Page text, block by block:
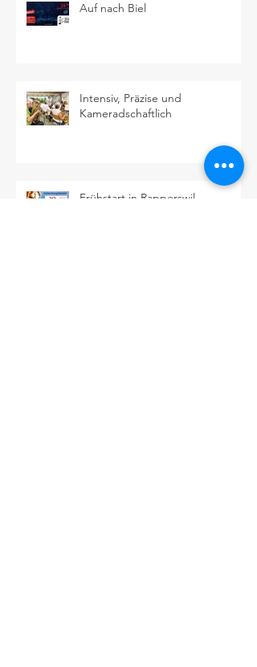
Auf nach Biel
Intensiv, Präzise und
Kameradschaftlich
Frühstart in Rapperswil